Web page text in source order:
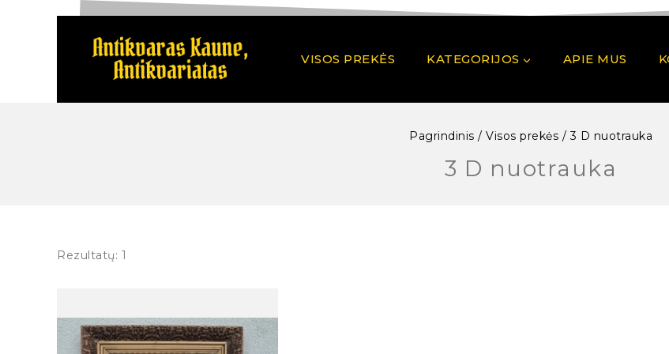
VISOS PREKĖS KATEGORIJOS APIE MUS
Pagrindinis / Visos prekės / 3 D nuotrauka
3 D nuotrauka
Rezultatų: 1